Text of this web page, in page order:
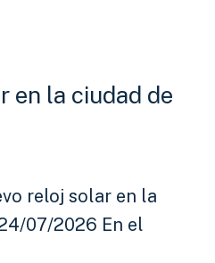
en la ciudad de
reloj solar en la
07/2026 En el